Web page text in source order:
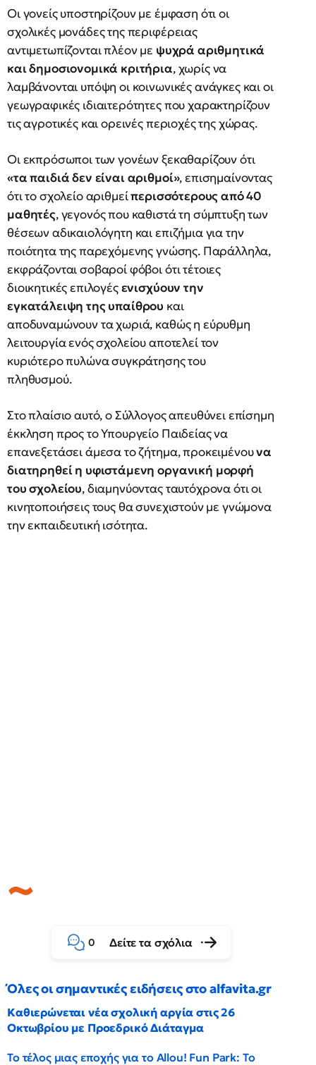
Οι γονείς υποστηρίζουν με έμφαση ότι οι
σχολικές μονάδες της περιφέρειας
αντιμετωπίζονται πλέον με ψυχρά αριθμητικά
και δημοσιονομικά κριτήρια, χωρίς να
λαμβάνονται υπόψη οι κοινωνικές ανάγκες και οι
γεωγραφικές ιδιαιτερότητες που χαρακτηρίζουν
τις αγροτικές και ορεινές περιοχές της χώρας.
Οι εκπρόσωποι των γονέων ξεκαθαρίζουν ότι
«τα παιδιά δεν είναι αριθμοί», επισημαίνοντας
ότι το σχολείο αριθμείπερισσότερους από 40
μαθητές, γεγονός που καθιστά τη σύμπτυξη των
θέσεων αδικαιολόγητη και επιζήμια για την
ποιότητα της παρεχόμενης γνώσης. Παράλληλα,
εκφράζονται σοβαροί φόβοι ότι τέτοιες
διοικητικές επιλογέςενισχύουν την
εγκατάλειψη της υπαίθρου και
αποδυναμώνουν τα χωριά, καθώς η εύρυθμη
λειτουργία ενός σχολείου αποτελεί τον
κυριότερο πυλώνα συγκράτησης του
πληθυσμού.
Στο πλαίσιο αυτό, ο Σύλλογος απευθύνει επίσημη
έκκληση προς το Υπουργείο Παιδείας να
επανεξετάσει άμεσα το ζήτημα, προκειμένουνα
διατηρηθεί η υφιστάμενη οργανική μορφή
του σχολείου, διαμηνύοντας ταυτόχρονα ότι οι
κινητοποιήσεις τους θα συνεχιστούν με γνώμονα
την εκπαιδευτική ισότητα.
0 Δείτε τα σχόλια
Όλες οι σημαντικές ειδήσεις στο alfavita.gr
Καθιερώνεται νέα σχολική αργία στις 26
Οκτωβρίου με Προεδρικό Διάταγμα
Το τέλος μιας εποχής για το Allou! Fun Park: Το